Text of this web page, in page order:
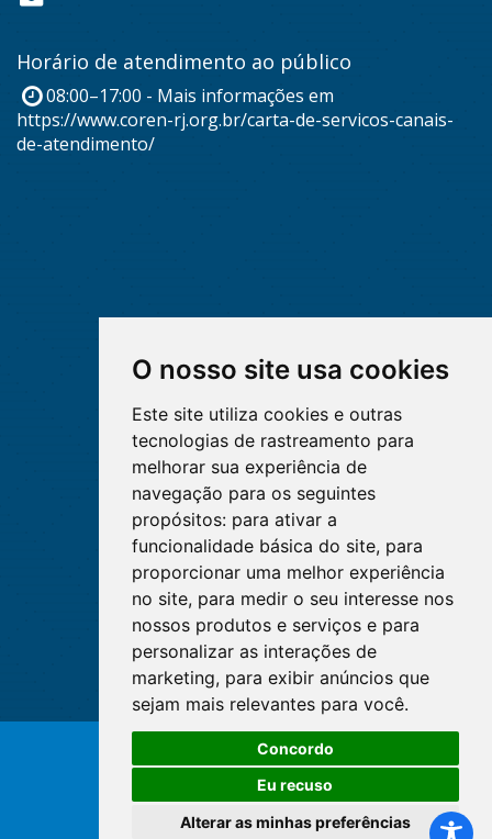
O nosso site usa cookies
Este site utiliza cookies e outras
tecnologias de rastreamento para
melhorar sua experiência de
navegação para os seguintes
propósitos: para ativar a
funcionalidade básica do site, para
proporcionar uma melhor experiência
no site, para medir o seu interesse nos
nossos produtos e serviços e para
personalizar as interações de
marketing, para exibir anúncios que
sejam mais relevantes para você.
Concordo
Eu recuso
Alterar as minhas preferências
Horário de atendimento ao público
08:00–17:00 - Mais informações em
https://www.coren-rj.org.br/carta-de-servicos-canais-
de-atendimento/
© Copyright 2026 - Cofen/CORENs